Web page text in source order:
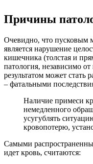
Причины
Очевидно, что пусковым
является нарушение
кишечника (толстая и
патология, независимо
результатом может стать
– фатальными
Наличие примеси
немедленного
усугублять
кровопотерю,
Самыми
идет кровь, считаются: